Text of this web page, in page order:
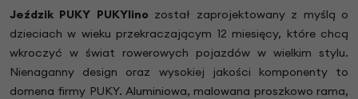
Jeździk PUKY PUKYlino został zaprojektowany z myślą o
dzieciach w wieku przekraczającym 12 miesięcy, które chcą
wkroczyć w świat rowerowych pojazdów w wielkim stylu.
Nienaganny design oraz wysokiej jakości komponenty to
domena firmy PUKY. Aluminiowa, malowana proszkowo rama,